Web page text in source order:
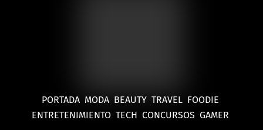
PORTADA MODA BEAUTY TRAVEL FOODIE
ENTRETENIMIENTO TECH CONCURSOS GAMER